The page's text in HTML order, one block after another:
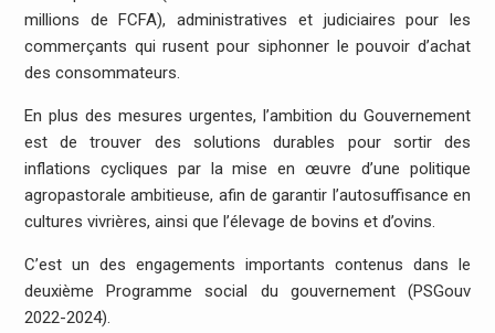
millions de FCFA), administratives et judiciaires pour les
commerçants qui rusent pour siphonner le pouvoir d’achat
des consommateurs.
En plus des mesures urgentes, l’ambition du Gouvernement
est de trouver des solutions durables pour sortir des
inflations cycliques par la mise en œuvre d’une politique
agropastorale ambitieuse, afin de garantir l’autosuffisance en
cultures vivrières, ainsi que l’élevage de bovins et d’ovins.
C’est un des engagements importants contenus dans le
deuxième Programme social du gouvernement (PSGouv
2022-2024).